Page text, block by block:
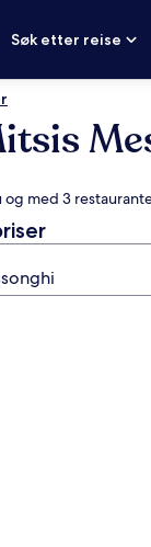
Søk etter reise
med 3